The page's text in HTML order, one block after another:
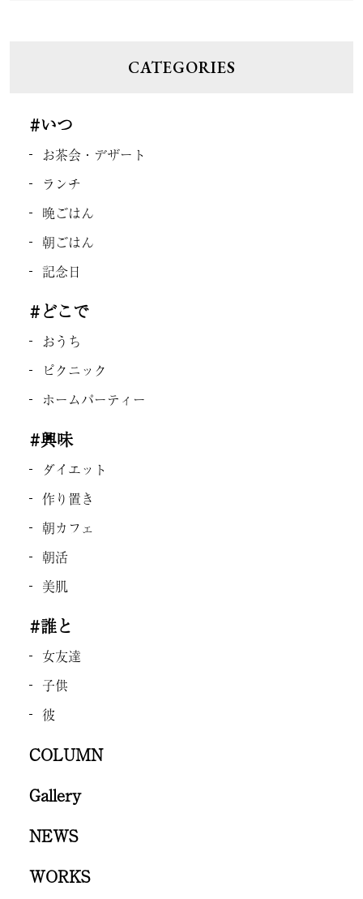
CATEGORIES
#いつ
お茶会・デザート
ランチ
晩ごはん
朝ごはん
記念日
#どこで
おうち
ピクニック
ホームパーティー
#興味
ダイエット
作り置き
朝カフェ
朝活
美肌
#誰と
女友達
子供
彼
COLUMN
Gallery
NEWS
WORKS